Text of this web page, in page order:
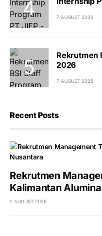
7 AUGUST 2026
Rekrutmen
2026
7 AUGUST 2026
Recent Posts
Rekrutmen
Kalimantan
2 AUGUST 2026